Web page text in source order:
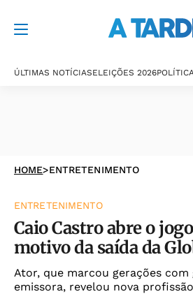
ÚLTIMAS NOTÍCIASELEIÇÕES 2026
HOME>ENTRETENIMENTO
ENTRETENIMENTO
Caio Castro abre o
motivo da saída da
Ator, que marcou gerações com
emissora, revelou nova profissão